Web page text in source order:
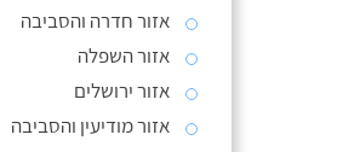
אזור חדרה והסביבה
אזור השפלה
אזור ירושלים
אזור מודיעין והסביבה